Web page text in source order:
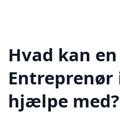
Hvad kan en
Entreprenør
hjælpe med?